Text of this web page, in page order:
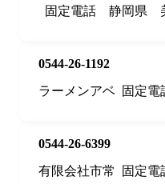
固定電話
静岡県
0544-26-1192
ラーメンアベ 固定電
0544-26-6399
有限会社市常
固定電